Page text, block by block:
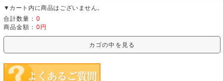
▼カート内に商品はございません。
合計数量： 0
商品金額： 0円
カゴの中を見る